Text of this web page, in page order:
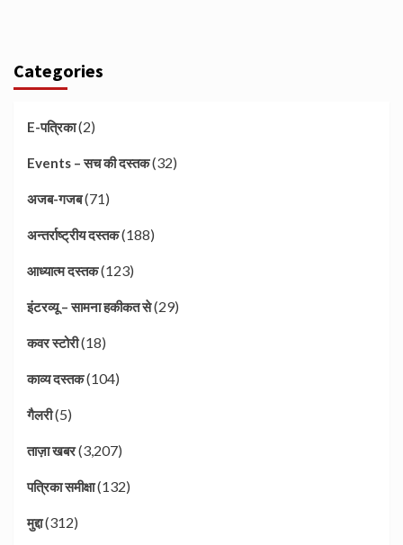
Categories
E-पत्रिका(2)
Events – सच की दस्तक(32)
अजब-गजब(71)
अन्तर्राष्ट्रीय दस्तक(188)
आध्यात्म दस्तक(123)
इंटरव्यू – सामना हकीकत से(29)
कवर स्टोरी(18)
काव्य दस्तक(104)
गैलरी(5)
ताज़ा खबर(3,207)
पत्रिका समीक्षा(132)
मुद्दा(312)